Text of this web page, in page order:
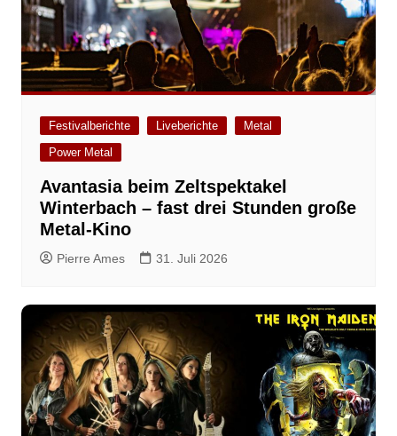
Festivalberichte Liveberichte
Metal
Power Metal
Avantasia beim Zeltspektakel
Winterbach – fast drei Stunden große
Metal-Kino
Pierre Ames 31. Juli 2026